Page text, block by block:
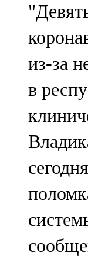
Теләче
106,1
Түбән
102,6
107,7
Чистай
103,0
91,0
из-за
в